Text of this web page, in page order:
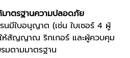
าตรฐานความปลอดภัย
นมีใบอนุญาต (เช่น ใบเซอร์ 4 ผู้
ห้สัญญาณ ริกเกอร์ และผู้ควบคุม
มตามมาตรฐาน